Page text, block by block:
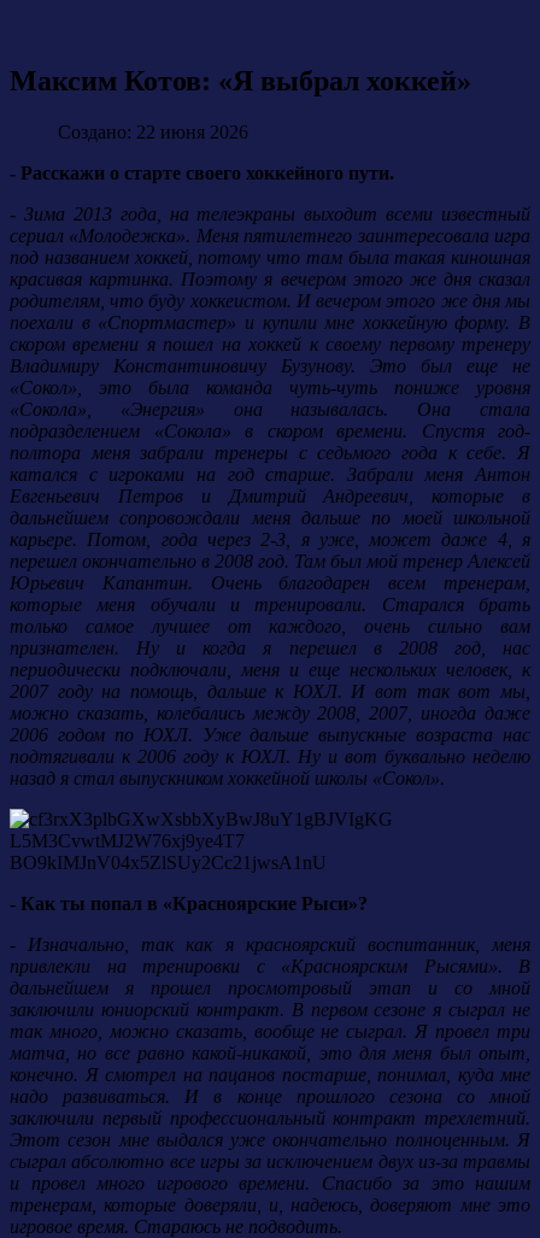
Максим Котов: «Я выбрал хоккей»
Создано: 22 июня 2026
- Расскажи о старте своего хоккейного пути.
- Зима 2013 года, на телеэкраны выходит всеми известный
сериал «Молодежка». Меня пятилетнего заинтересовала игра
под названием хоккей, потому что там была такая киношная
красивая картинка. Поэтому я вечером этого же дня сказал
родителям, что буду хоккеистом. И вечером этого же дня мы
поехали в «Спортмастер» и купили мне хоккейную форму. В
скором времени я пошел на хоккей к своему первому тренеру
Владимиру Константиновичу Бузунову. Это был еще не
«Сокол», это была команда чуть-чуть пониже уровня
«Сокола», «Энергия» она называлась. Она стала
подразделением «Сокола» в скором времени. Спустя год-
полтора меня забрали тренеры с седьмого года к себе. Я
катался с игроками на год старше. Забрали меня Антон
Евгеньевич Петров и Дмитрий Андреевич, которые в
дальнейшем сопровождали меня дальше по моей школьной
карьере. Потом, года через 2-3, я уже, может даже 4, я
перешел окончательно в 2008 год. Там был мой тренер Алексей
Юрьевич Капантин. Очень благодарен всем тренерам,
которые меня обучали и тренировали. Старался брать
только самое лучшее от каждого, очень сильно вам
признателен. Ну и когда я перешел в 2008 год, нас
периодически подключали, меня и еще нескольких человек, к
2007 году на помощь, дальше к ЮХЛ. И вот так вот мы,
можно сказать, колебались между 2008, 2007, иногда даже
2006 годом по ЮХЛ. Уже дальше выпускные возраста нас
подтягивали к 2006 году к ЮХЛ. Ну и вот буквально неделю
назад я стал выпускником хоккейной школы «Сокол».
- Как ты попал в «Красноярские Рыси»?
- Изначально, так как я красноярский воспитанник, меня
привлекли на тренировки с «Красноярским Рысями». В
дальнейшем я прошел просмотровый этап и со мной
заключили юниорский контракт. В первом сезоне я сыграл не
так много, можно сказать, вообще не сыграл. Я провел три
матча, но все равно какой-никакой, это для меня был опыт,
конечно. Я смотрел на пацанов постарше, понимал, куда мне
надо развиваться. И в конце прошлого сезона со мной
заключили первый профессиональный контракт трехлетний.
Этот сезон мне выдался уже окончательно полноценным. Я
сыграл абсолютно все игры за исключением двух из-за травмы
и провел много игрового времени. Спасибо за это нашим
тренерам, которые доверяли, и, надеюсь, доверяют мне это
игровое время. Стараюсь не подводить.